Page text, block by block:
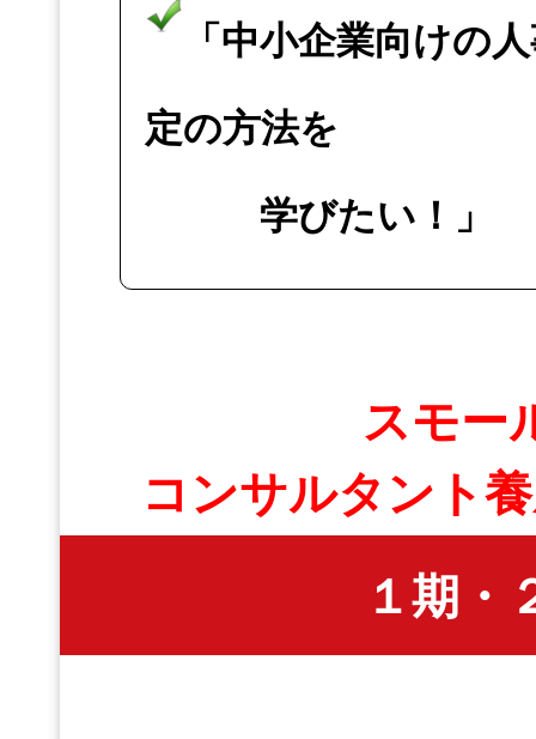
「中小企業向けの
定の方法を
学びたい！」
スモー
コンサルタント
１期・